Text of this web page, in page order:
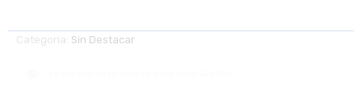
Categoría: Sin Destacar